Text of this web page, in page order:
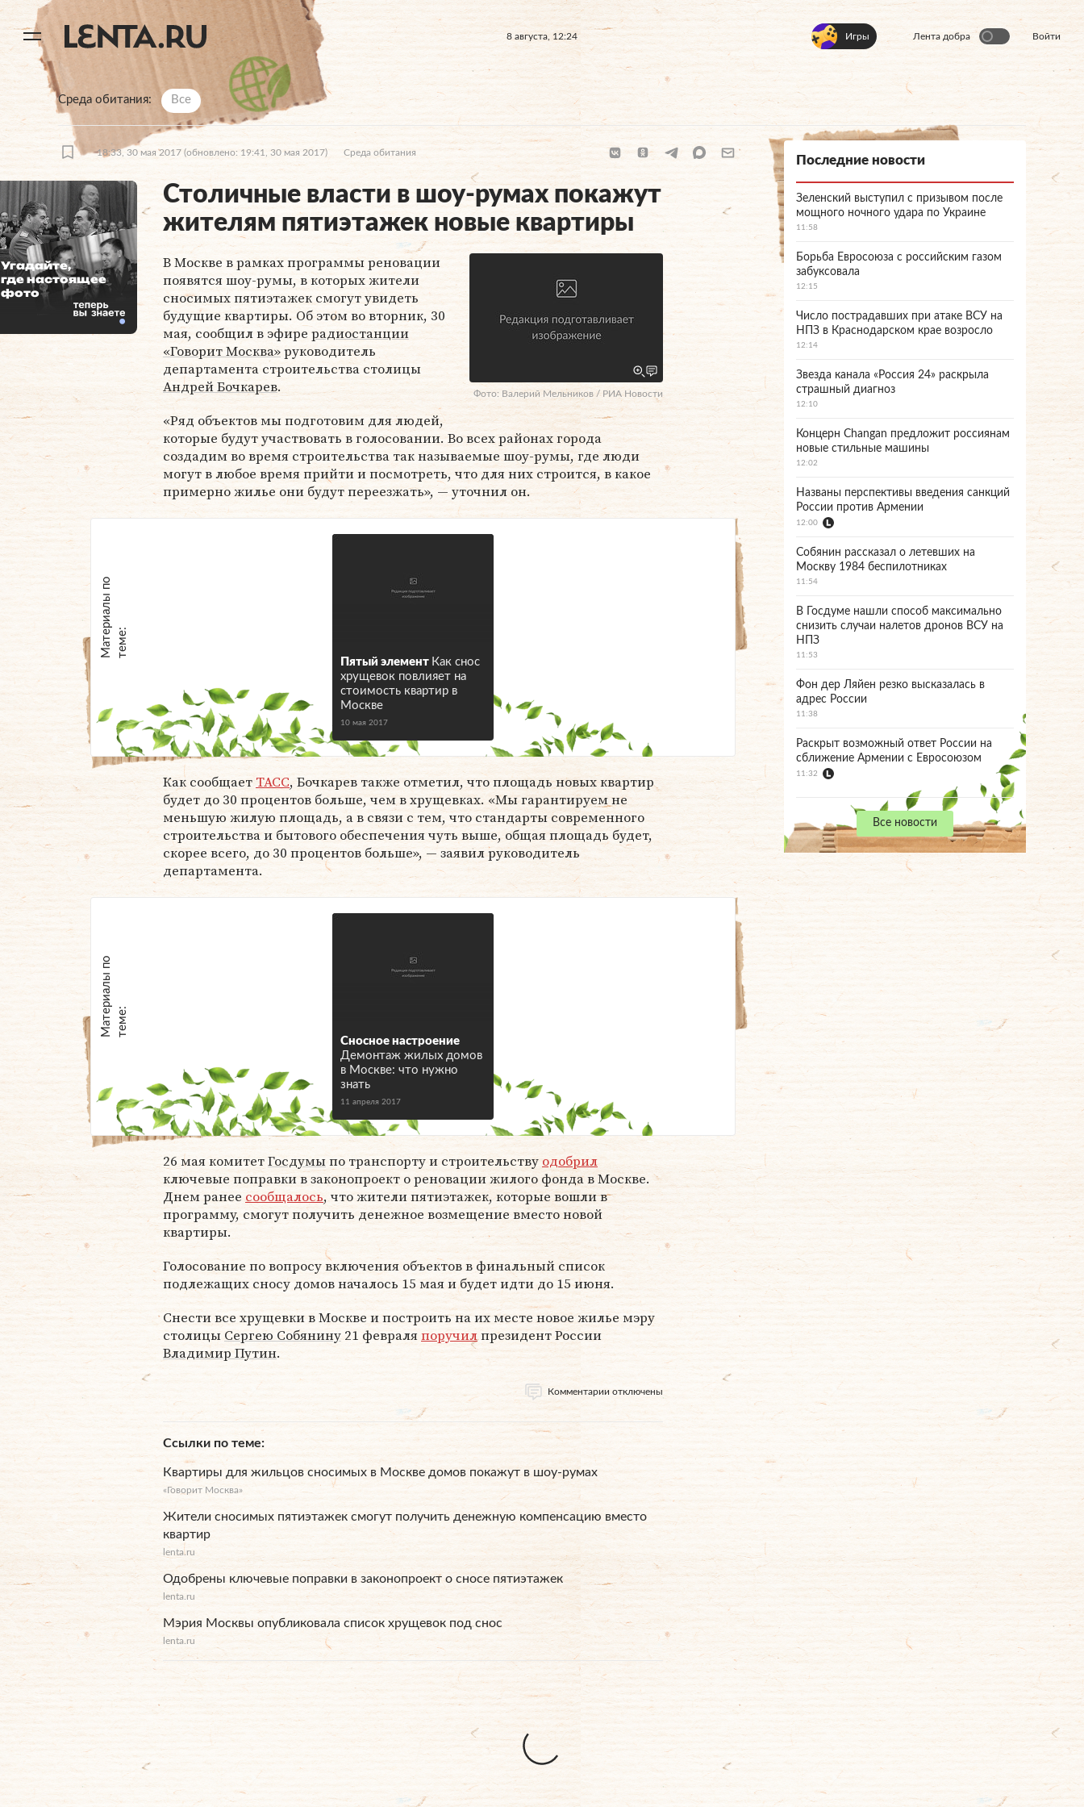
8 августа, 12:24 Игры Лента добра Войти
Среда обитания Все
18:33, 30 мая 2017 (обновлено: 19:41, 30 мая 2017) Среда обитания
Столичные власти в шоу-румах покажут
жителям пятиэтажек новые квартиры
Фото: Валерий Мельников / РИА Новости
В Москве в рамках программы реновации
появятся шоу-румы, в которых жители
сносимых пятиэтажек смогут увидеть
будущие квартиры. Об этом во вторник, 30
мая, сообщил в эфире радиостанции
«Говорит Москва»руководитель
департамента строительства столицы
Андрей Бочкарев.
«Ряд объектов мы подготовим для людей,
которые будут участвовать в голосовании. Во всех районах города
создадим во время строительства так называемые шоу-румы, где люди
могут в любое время прийти и посмотреть, что для них строится, в какое
примерно жилье они будут переезжать», — уточнил он.
М
а
т е
р
и
а
л
ы
п
о
т
е
м
е :
Пятый элемент Как снос
хрущевок повлияет на
стоимость квартир в
Москве
10 мая 2017
Как сообщаетТАСС, Бочкарев также отметил, что площадь новых квартир
будет до 30 процентов больше, чем в хрущевках. «Мы гарантируем не
меньшую жилую площадь, а в связи с тем, что стандарты современного
строительства и бытового обеспечения чуть выше, общая площадь будет,
скорее всего, до 30 процентов больше», — заявил руководитель
департамента.
М
а
т е
р
и
а
л
ы
п
о
т
е
м
е :
Сносное настроение
Демонтаж жилых домов
в Москве: что нужно
знать
11 апреля 2017
26 мая комитетГосдумыпо транспорту и строительствуодобрил
ключевые поправки в законопроект о реновации жилого фонда в Москве.
Днем ранеесообщалось, что жители пятиэтажек, которые вошли в
программу, смогут получить денежное возмещение вместо новой
квартиры.
Голосование по вопросу включения объектов в финальный список
подлежащих сносу домов началось 15 мая и будет идти до 15 июня.
Снести все хрущевки в Москве и построить на их месте новое жилье мэру
столицы Сергею Собянину 21 февраляпоручилпрезидент России
Владимир Путин.
Комментарии отключены
Ссылки по теме
Квартиры для жильцов сносимых в Москве домов покажут в шоу-румах
«Говорит Москва»
Жители сносимых пятиэтажек смогут получить денежную компенсацию вместо
квартир
lenta.ru
Одобрены ключевые поправки в законопроект о сносе пятиэтажек
lenta.ru
Мэрия Москвы опубликовала список хрущевок под снос
lenta.ru
Угадайте,
где настоящее
фото
Последние новости
Зеленский выступил с призывом после
мощного ночного удара по Украине
11:58
Борьба Евросоюза с российским газом
забуксовала
12:15
Число пострадавших при атаке ВСУ на
НПЗ в Краснодарском крае возросло
12:14
Звезда канала «Россия 24» раскрыла
страшный диагноз
12:10
Концерн Changan предложит россиянам
новые стильные машины
12:02
Названы перспективы введения санкций
России против Армении
12:00
Собянин рассказал о летевших на
Москву 1984 беспилотниках
11:54
В Госдуме нашли способ максимально
снизить случаи налетов дронов ВСУ на
НПЗ
11:53
Фон дер Ляйен резко высказалась в
адрес России
11:38
Раскрыт возможный ответ России на
сближение Армении с Евросоюзом
11:32
Все новости